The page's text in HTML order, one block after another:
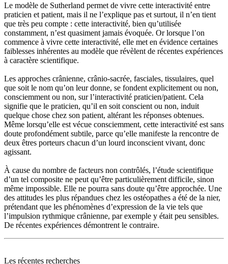
Le modèle de Sutherland permet de vivre cette interactivité entre
praticien et patient, mais il ne l’explique pas et surtout, il n’en tient
que très peu compte : cette interactivité, bien qu’utilisée
constamment, n’est quasiment jamais évoquée. Or lorsque l’on
commence à vivre cette interactivité, elle met en évidence certaines
faiblesses inhérentes au modèle que révèlent de récentes expériences
à caractère scientifique.
Les approches crânienne, crânio-sacrée, fasciales, tissulaires, quel
que soit le nom qu’on leur donne, se fondent explicitement ou non,
consciemment ou non, sur l’interactivité praticien/patient. Cela
signifie que le praticien, qu’il en soit conscient ou non, induit
quelque chose chez son patient, altérant les réponses obtenues.
Même lorsqu’elle est vécue consciemment, cette interactivité est sans
doute profondément subtile, parce qu’elle manifeste la rencontre de
deux êtres porteurs chacun d’un lourd inconscient vivant, donc
agissant.
À cause du nombre de facteurs non contrôlés, l’étude scientifique
d’un tel composite ne peut qu’être particulièrement difficile, sinon
même impossible. Elle ne pourra sans doute qu’être approchée. Une
des attitudes les plus répandues chez les ostéopathes a été de la nier,
prétendant que les phénomènes d’expression de la vie tels que
l’impulsion rythmique crânienne, par exemple y était peu sensibles.
De récentes expériences démontrent le contraire.
Les récentes recherches